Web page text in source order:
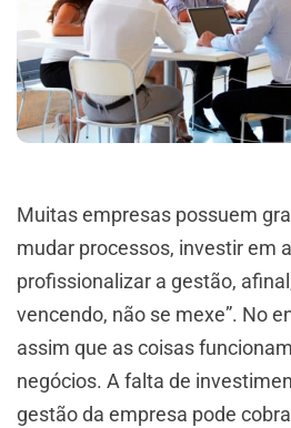
Muitas empresas possuem
mudar processos, investir em
profissionalizar a gestão,
vencendo, não se mexe”. No
assim que as coisas
negócios. A falta de
gestão da empresa pode